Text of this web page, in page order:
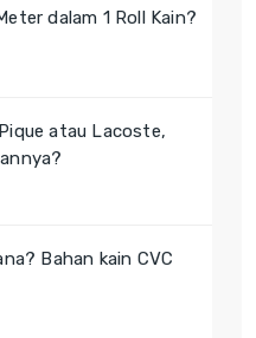
dalam 1 Roll Kain?
atau Lacoste,
Bahan kain CVC